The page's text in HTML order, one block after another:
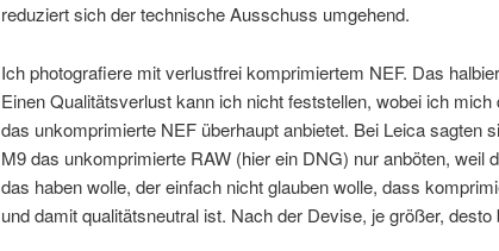
reduziert sich der technische Ausschuss umgehend.
Ich photografiere mit verlustfrei komprimiertem NEF. Das
Einen Qualitätsverlust kann ich nicht feststellen, wobei ich
das unkomprimierte NEF überhaupt anbietet. Bei Leica sagten
M9 das unkomprimierte RAW (hier ein DNG) nur anböten, weil
das haben wolle, der einfach nicht glauben wolle, dass
und damit qualitätsneutral ist. Nach der Devise, je größer, desto